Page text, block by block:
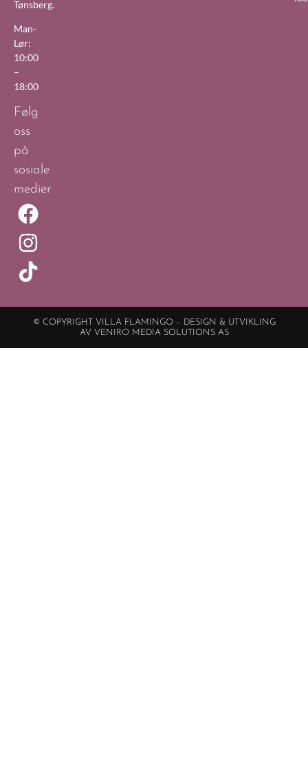
Tønsberg.
Man-
Lør:
10:00
–
18:00
Følg
oss
på
sosiale
medier
© COPYRIGHT VILLA FLAMINGO – DESIGN & UTVIKLING
AV VENIRO MEDIA SOLUTIONS AS